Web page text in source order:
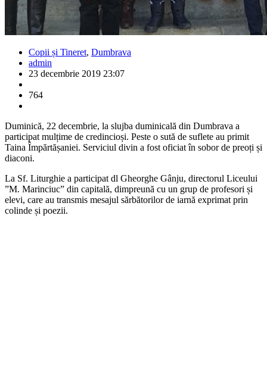
Copii și Tineret, Dumbrava
admin
23 decembrie 2019 23:07
764
Duminică, 22 decembrie, la slujba duminicală din Dumbrava a
participat mulțime de credincioși. Peste o sută de suflete au primit
Taina Împărtășaniei. Serviciul divin a fost oficiat în sobor de preoți și
diaconi.
La Sf. Liturghie a participat dl Gheorghe Gânju, directorul Liceului
”M. Marinciuc” din capitală, dimpreună cu un grup de profesori și
elevi, care au transmis mesajul sărbătorilor de iarnă exprimat prin
colinde și poezii.